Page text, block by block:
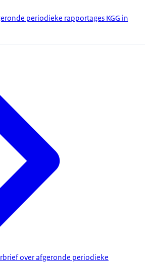
periodieke rapportages KGG in
over afgeronde periodieke